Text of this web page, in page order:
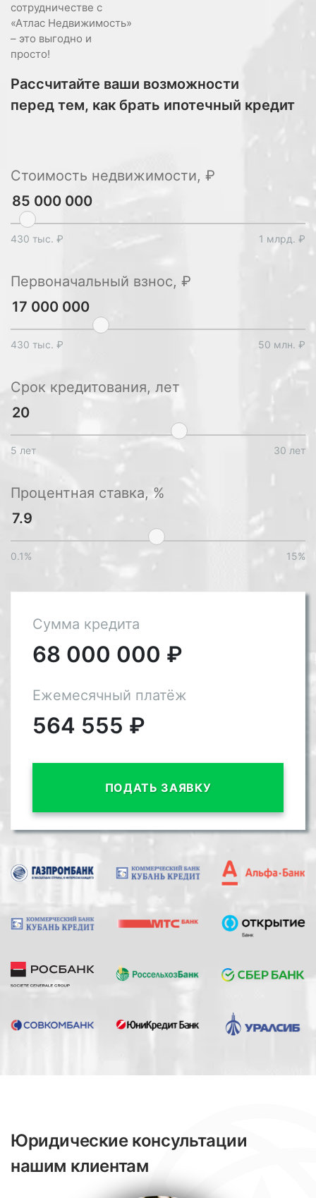
сотрудничестве с
«Атлас Недвижимость»
– это выгодно и
просто!
Рассчитайте ваши возможности
перед тем, как брать ипотечный кредит
Стоимость недвижимости, ₽
430 тыс. ₽ 1 млрд. ₽
Первоначальный взнос, ₽
430 тыс. ₽ 50 млн. ₽
Срок кредитования, лет
5 лет 30 лет
Процентная ставка, %
0.1% 15%
Сумма кредита
68 000 000 ₽
Ежемесячный платёж
564 555 ₽
ПОДАТЬ ЗАЯВКУ
Юридические консультации
нашим клиентам